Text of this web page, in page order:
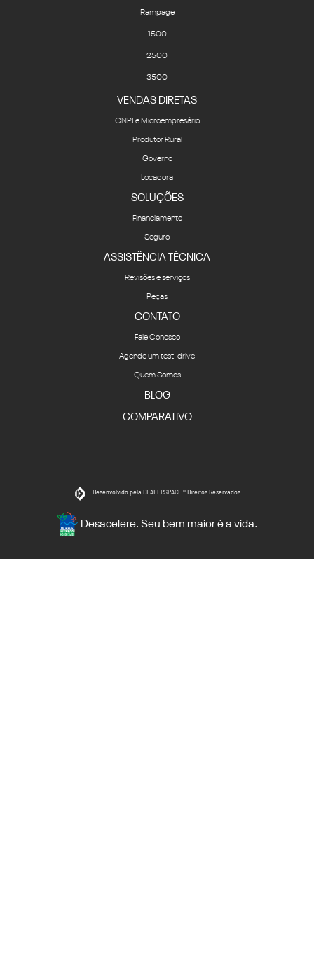
Rampage
1500
2500
3500
VENDAS DIRETAS
CNPJ e Microempresário
Produtor Rural
Governo
Locadora
SOLUÇÕES
Financiamento
Seguro
ASSISTÊNCIA TÉCNICA
Revisões e serviços
Peças
CONTATO
Fale Conosco
Agende um test-drive
Quem Somos
BLOG
COMPARATIVO
Desenvolvido pela DEALERSPACE ® Direitos Reservados.
Desacelere. Seu bem maior é a vida.